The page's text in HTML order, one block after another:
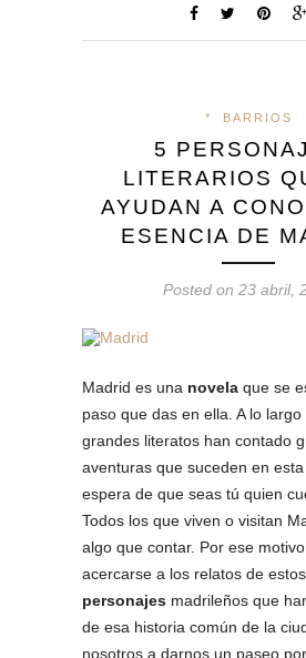
* BARRIOS
5
LITERARIOS
AYUDAN A
ESENCIA DE
Posted on 23 abril,
Madrid es una novela que se
paso que das en ella. A lo
grandes literatos han contado
aventuras que suceden en
espera de que seas tú quien
Todos los que viven o visitan
algo que contar. Por ese
acercarse a los relatos de
personajes madrileños que
de esa historia común de la
nosotros a darnos un paseo